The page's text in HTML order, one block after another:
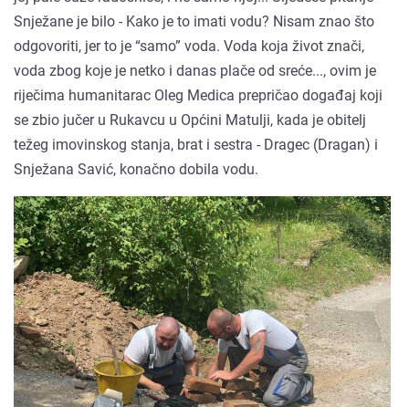
Snježane je bilo - Kako je to imati vodu? Nisam znao što
odgovoriti, jer to je “samo” voda. Voda koja život znači,
voda zbog koje je netko i danas plače od sreće..., ovim je
riječima humanitarac Oleg Medica prepričao događaj koji
se zbio jučer u Rukavcu u Općini Matulji, kada je obitelj
težeg imovinskog stanja, brat i sestra - Dragec (Dragan) i
Snježana Savić, konačno dobila vodu.